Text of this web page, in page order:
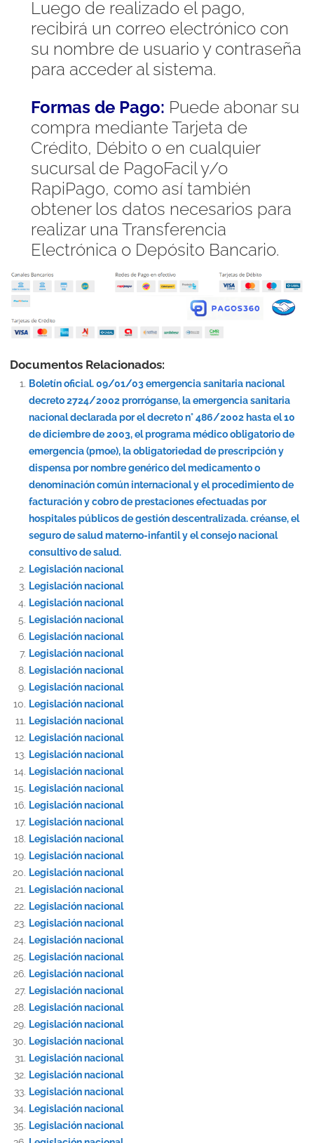
Luego de realizado el pago,
recibirá un correo electrónico con
su nombre de usuario y contraseña
para acceder al sistema.
Formas de Pago: Puede abonar su
compra mediante Tarjeta de
Crédito, Débito o en cualquier
sucursal de PagoFacil y/o
RapiPago, como así también
obtener los datos necesarios para
realizar una Transferencia
Electrónica o Depósito Bancario.
Documentos Relacionados:
Boletín oficial. 09/01/03 emergencia sanitaria nacional
decreto 2724/2002 prorróganse, la emergencia sanitaria
nacional declarada por el decreto n° 486/2002 hasta el 10
de diciembre de 2003, el programa médico obligatorio de
emergencia (pmoe), la obligatoriedad de prescripción y
dispensa por nombre genérico del medicamento o
denominación común internacional y el procedimiento de
facturación y cobro de prestaciones efectuadas por
hospitales públicos de gestión descentralizada. créanse, el
seguro de salud materno-infantil y el consejo nacional
consultivo de salud.
Legislación nacional
Legislación nacional
Legislación nacional
Legislación nacional
Legislación nacional
Legislación nacional
Legislación nacional
Legislación nacional
Legislación nacional
Legislación nacional
Legislación nacional
Legislación nacional
Legislación nacional
Legislación nacional
Legislación nacional
Legislación nacional
Legislación nacional
Legislación nacional
Legislación nacional
Legislación nacional
Legislación nacional
Legislación nacional
Legislación nacional
Legislación nacional
Legislación nacional
Legislación nacional
Legislación nacional
Legislación nacional
Legislación nacional
Legislación nacional
Legislación nacional
Legislación nacional
Legislación nacional
Legislación nacional